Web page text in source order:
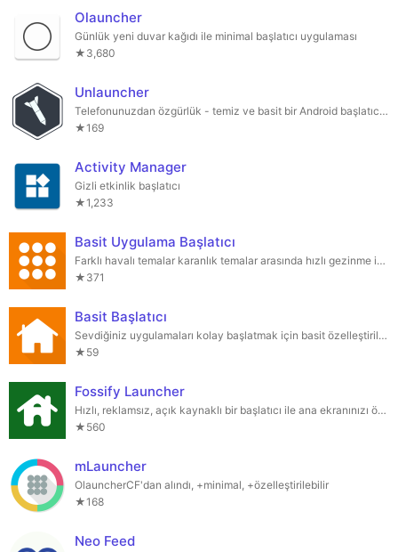
Olauncher
Günlük yeni duvar kağıdı ile minimal başlatıcı uygulaması
★3,680
Unlauncher
Telefonunuzdan özgürlük - temiz ve basit bir Android başlatıcı deneyimi!
★169
Activity Manager
Gizli etkinlik başlatıcı
★1,233
Basit Uygulama Başlatıcı
Farklı havalı temalar karanlık temalar arasında hızlı gezinme için basit tutucu
★371
Basit Başlatıcı
Sevdiğiniz uygulamaları kolay başlatmak için basit özelleştirilebilir başlatıcı
★59
Fossify Launcher
Hızlı, reklamsız, açık kaynaklı bir başlatıcı ile ana ekranınızı özelleştirin.
★560
mLauncher
OlauncherCF'dan alındı, +minimal, +özelleştirilebilir
★168
Neo Feed